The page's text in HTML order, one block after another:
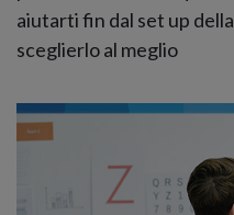
aiutarti fin dal set up
sceglierlo al meglio